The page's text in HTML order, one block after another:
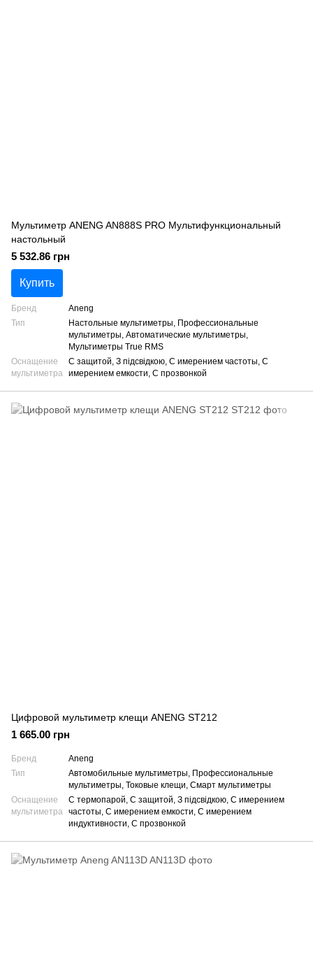
Мультиметр ANENG AN888S PRO Мультифункциональный
настольный
5 532.86 грн
Купить
Бренд
Aneng
Тип
Настольные мультиметры, Профессиональные
мультиметры, Автоматические мультиметры,
Мультиметры True RMS
Оснащение
мультиметра
С защитой, З підсвідкою, С имерением частоты, С
имерением емкости, С прозвонкой
Цифровой мультиметр клещи ANENG ST212
1 665.00 грн
Бренд
Aneng
Тип
Автомобильные мультиметры, Профессиональные
мультиметры, Токовые клещи, Смарт мультиметры
Оснащение
мультиметра
С термопарой, С защитой, З підсвідкою, С имерением
частоты, С имерением емкости, С имерением
индуктивности, С прозвонкой